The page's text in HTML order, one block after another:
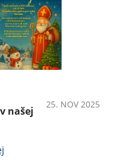
25. NOV 2025
našej